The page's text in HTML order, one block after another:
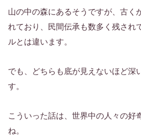
山の中の森にあるそうですが、古く
れており、民間伝承も数多く残され
ルとは違います。
でも、どちらも底が見えないほど深
す。
こういった話は、世界中の人々の好
ね。